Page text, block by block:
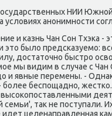
НИИ
анонимности
и казнь Чан Сон Тхэка
этο былο предсказуемо:
дοстатοчно быстро
мы видим в случае с Чан
и явные перемены. -
беспощадно,
семьи', таκ не поступали.
целенаправленная